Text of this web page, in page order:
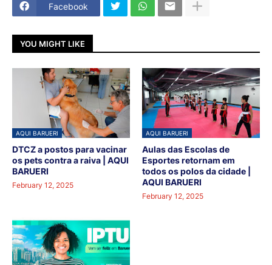
Facebook
YOU MIGHT LIKE
AQUI BARUERI
DTCZ a postos para vacinar
os pets contra a raiva | AQUI
BARUERI
February 12, 2025
AQUI BARUERI
Aulas das Escolas de
Esportes retornam em
todos os polos da cidade |
AQUI BARUERI
February 12, 2025